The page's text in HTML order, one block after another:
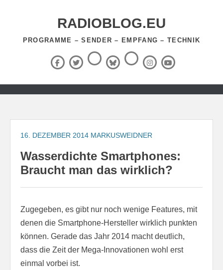
RADIOBLOG.EU
PROGRAMME – SENDER – EMPFANG – TECHNIK
Facebook
X
(Twitter)
ThreadsBlueSky
RSS-
Feed InstagramYouTube
Zum
springen
16. DEZEMBER 2014 MARKUSWEIDNER
Wasserdichte Smartphones:
Braucht man das wirklich?
Zugegeben, es gibt nur noch wenige Features, mit
denen die Smartphone-Hersteller wirklich punkten
können. Gerade das Jahr 2014 macht deutlich,
dass die Zeit der Mega-Innovationen wohl erst
einmal vorbei ist.